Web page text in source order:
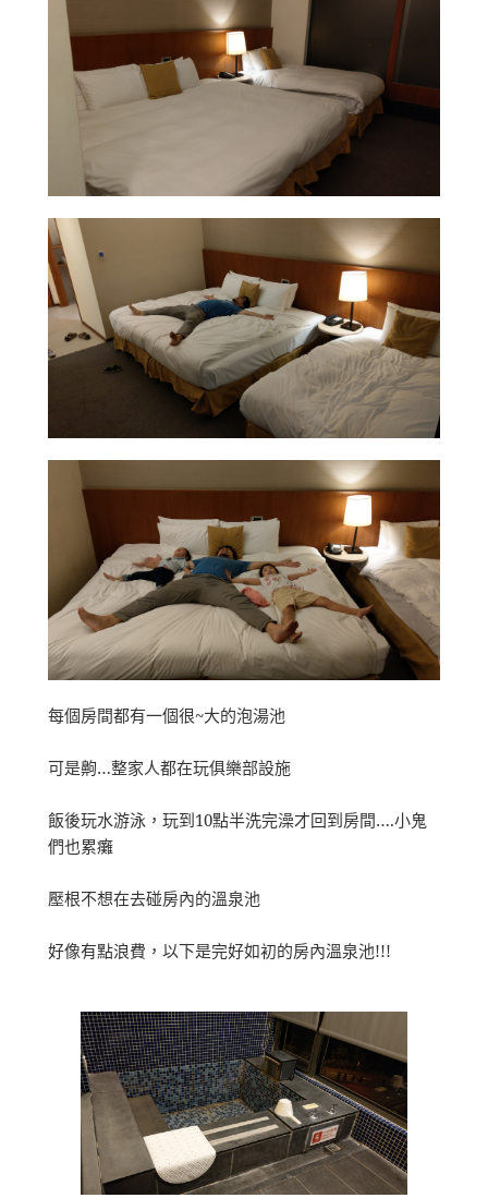
每個房間都有一個很~大的泡湯池
可是齁…整家人都在玩俱樂部設施
飯後玩水游泳，玩到10點半洗完澡才回到房間….小鬼
們也累癱
壓根不想在去碰房內的溫泉池
好像有點浪費，以下是完好如初的房內溫泉池!!!